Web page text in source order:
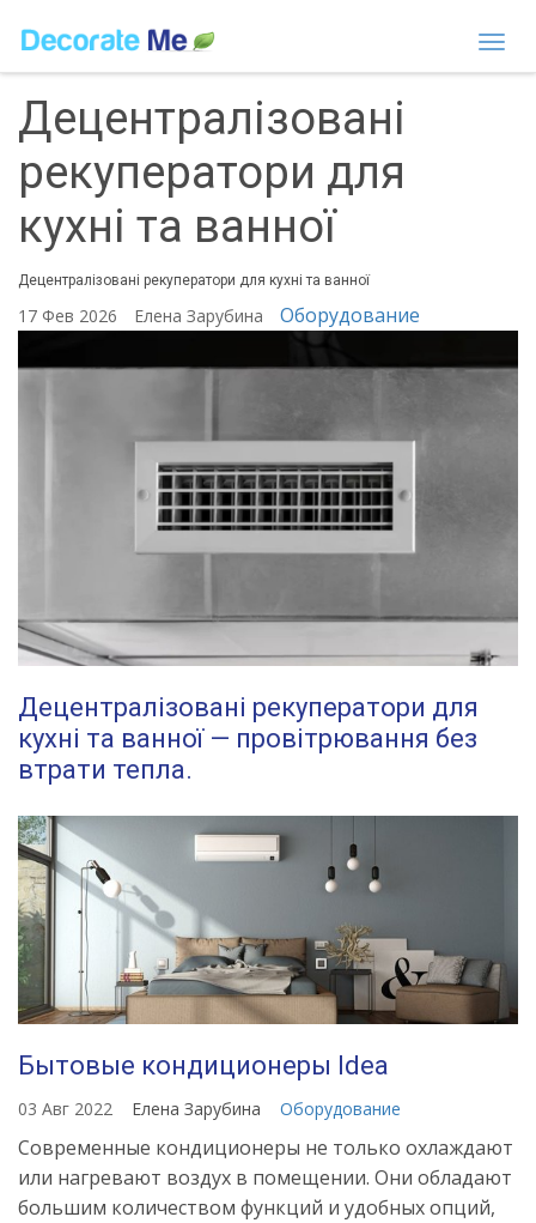
Децентралізовані
рекуператори для
кухні та ванної
Децентралізовані рекуператори для кухні та ванної
17 Фев 2026 Елена Зарубина Оборудование
Децентралізовані рекуператори для
кухні та ванної — провітрювання без
втрати тепла.
Бытовые кондиционеры Idea
03 Авг 2022 Елена Зарубина Оборудование
Современные кондиционеры не только охлаждают
или нагревают воздух в помещении. Они обладают
большим количеством функций и удобных опций,